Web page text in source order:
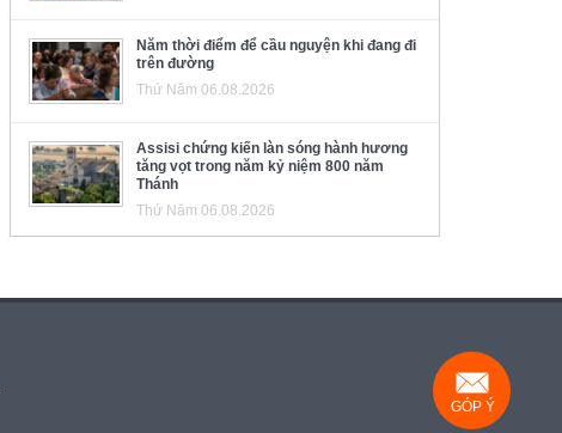
Năm thời điểm để cầu nguyện khi đang đi
trên đường
Thứ Năm 06.08.2026
Assisi chứng kiến làn sóng hành hương
tăng vọt trong năm kỷ niệm 800 năm
Thánh
Thứ Năm 06.08.2026
GÓP Ý